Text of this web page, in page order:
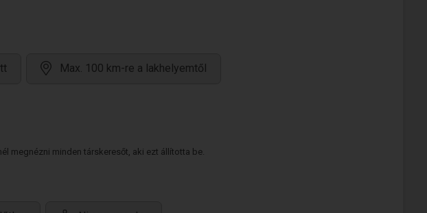
Max. 100 km-re a lakhelyemtől
megnézni minden társkeresőt, aki ezt állította be.